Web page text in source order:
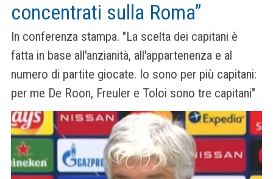
concentrati sulla Roma”
In conferenza stampa. "La scelta dei capitani è
fatta in base all'anzianità, all'appartenenza e al
numero di partite giocate. Io sono per più capitani:
per me De Roon, Freuler e Toloi sono tre capitani"